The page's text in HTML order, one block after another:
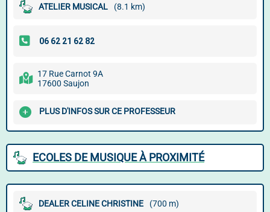
ATELIER MUSICAL (8.1 km)
17 Rue Carnot 9A
17600 Saujon
PLUS D'INFOS SUR CE PROFESSEUR
ECOLES DE MUSIQUE À PROXIMITÉ
DEALER CELINE CHRISTINE (700 m)